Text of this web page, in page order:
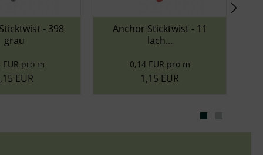
- 398
pro m
Anchor Sticktwist - 11
lach...
0,14 EUR pro m
1,15 EUR